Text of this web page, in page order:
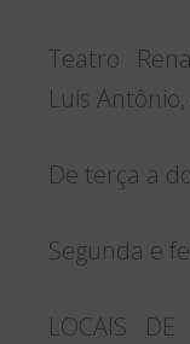
Teatro
Luis
De terça a
Segunda e
LOCAIS